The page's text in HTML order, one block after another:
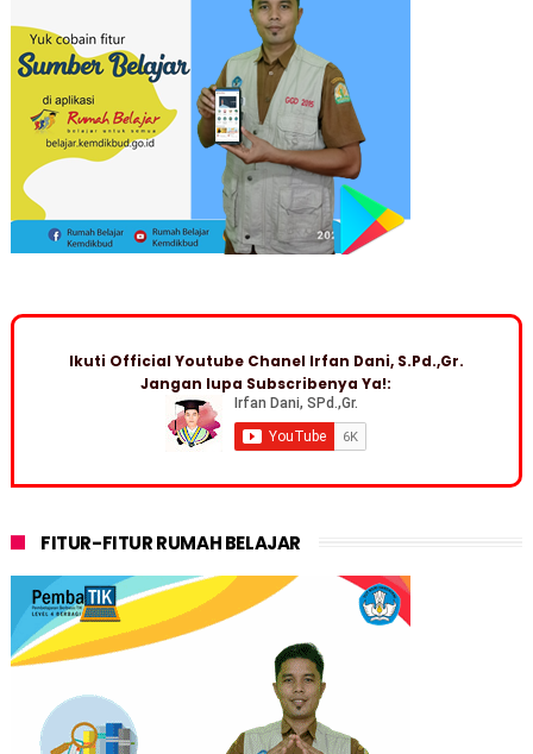
Ikuti Official Youtube Chanel Irfan Dani, S.Pd.,Gr.
Jangan lupa Subscribenya Ya!:
FITUR-FITUR RUMAH BELAJAR